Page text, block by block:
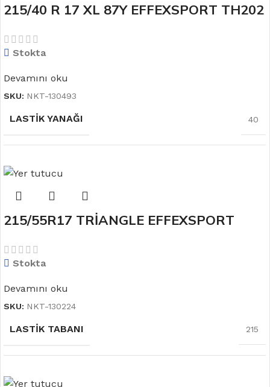
MEVSIM YAZ
215/40 R 17 XL 87Y EFFEXSPORT TH202
Stokta
Devamını oku
SKU: NKT-130493
LASTIK YANAĞI 40
LASTIK TABANI
MEVSIM
215/55R17 TRİANGLE EFFEXSPORT
Stokta
Devamını oku
SKU: NKT-130224
LASTIK TABANI 215
LASTIK YANAĞI